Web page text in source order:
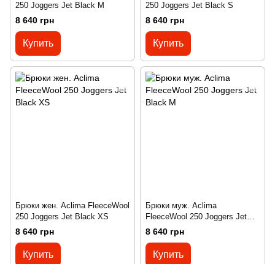
250 Joggers Jet Black M
8 640 грн
Купить
250 Joggers Jet Black S
8 640 грн
Купить
Брюки жен. Aclima FleeceWool
250 Joggers Jet Black XS
8 640 грн
Купить
Брюки муж. Aclima
FleeceWool 250 Joggers Jet
Black M
8 640 грн
Купить